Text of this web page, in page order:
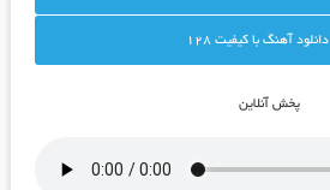
دانلود آهنگ با کيفيت 128
پخش آنلاين